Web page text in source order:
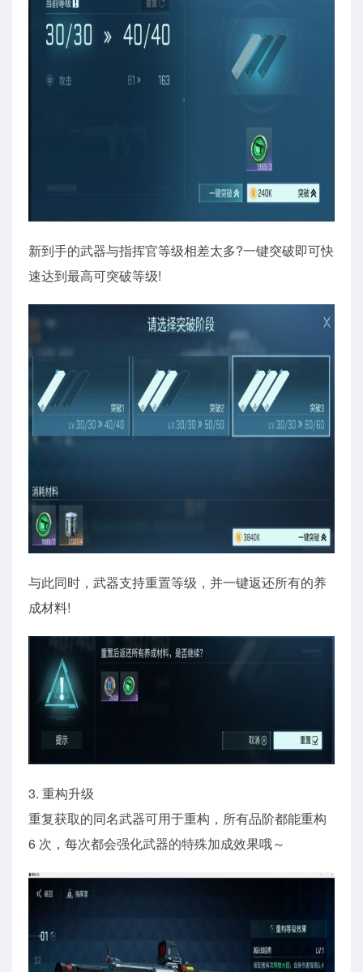
新到手的武器与指挥官等级相差太多?一键突破即可快
速达到最高可突破等级!
与此同时，武器支持重置等级，并一键返还所有的养
成材料!
3. 重构升级
重复获取的同名武器可用于重构，所有品阶都能重构
6 次，每次都会强化武器的特殊加成效果哦～